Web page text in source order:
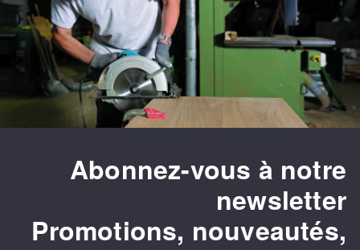
Abonnez-vous à notre
newsletter
Promotions, nouveautés,